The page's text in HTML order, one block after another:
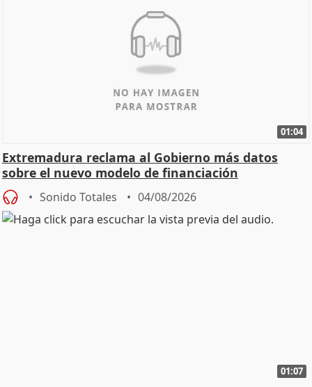
01:04
Extremadura reclama al Gobierno más datos
sobre el nuevo modelo de financiación
Sonido Totales 04/08/2026
01:07